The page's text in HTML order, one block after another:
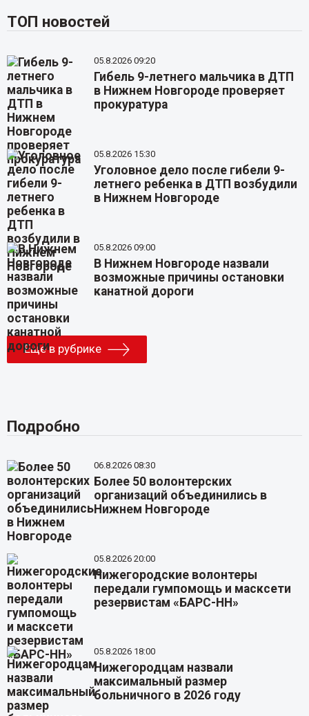
ТОП новостей
05.8.2026 09:20
Гибель 9-летнего мальчика в ДТП
в Нижнем Новгороде проверяет
прокуратура
05.8.2026 15:30
Уголовное дело после гибели 9-
летнего ребенка в ДТП возбудили
в Нижнем Новгороде
05.8.2026 09:00
В Нижнем Новгороде назвали
возможные причины остановки
канатной дороги
Еще в рубрике
Подробно
06.8.2026 08:30
Более 50 волонтерских
организаций объединились в
Нижнем Новгороде
05.8.2026 20:00
Нижегородские волонтеры
передали гумпомощь и масксети
резервистам «БАРС-НН»
05.8.2026 18:00
Нижегородцам назвали
максимальный размер
больничного в 2026 году